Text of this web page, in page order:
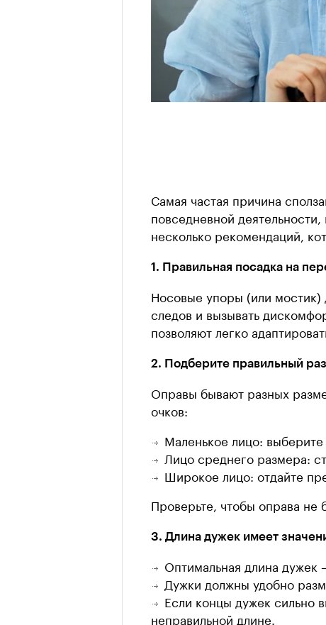
Самая частая причина
повседневной
несколько рекомендаций,
1. Правильная посадка на
Носовые упоры (или мостик)
следов и вызывать
позволяют легко
2. Подберите правильный
Оправы бывают разных
очков:
Маленькое лицо:
Лицо среднего размера:
Широкое лицо: отдайте
Проверьте, чтобы оправа
3. Длина дужек имеет
Оптимальная длина
Дужки должны удобно
Если концы дужек сильно
неправильной длине.